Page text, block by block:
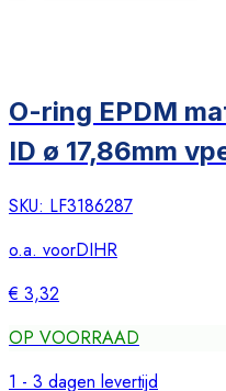
O-ring EPDM
ID ø 17,86mm
SKU: LF3186287
o.a. voorDIHR
€ 3,32
OP VOORRAAD
1 - 3 dagen levertijd